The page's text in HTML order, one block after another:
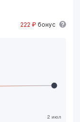
222 ₽ бонус